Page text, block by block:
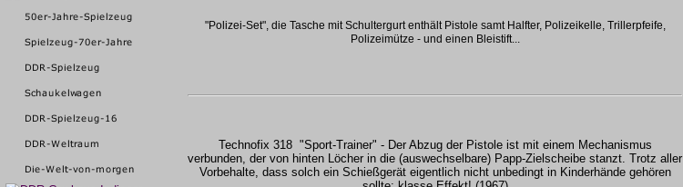
"Polizei-Set", die Tasche mit Schultergurt enthält Pistole samt Halfter, Polizeikelle, Trillerpfeife,
Polizeimütze - und einen Bleistift...
Technofix 318 "Sport-Trainer" - Der Abzug der Pistole ist mit einem Mechanismus
verbunden, der von hinten Löcher in die (auswechselbare) Papp-Zielscheibe stanzt. Trotz aller
Vorbehalte, dass solch ein Schießgerät eigentlich nicht unbedingt in Kinderhände gehören